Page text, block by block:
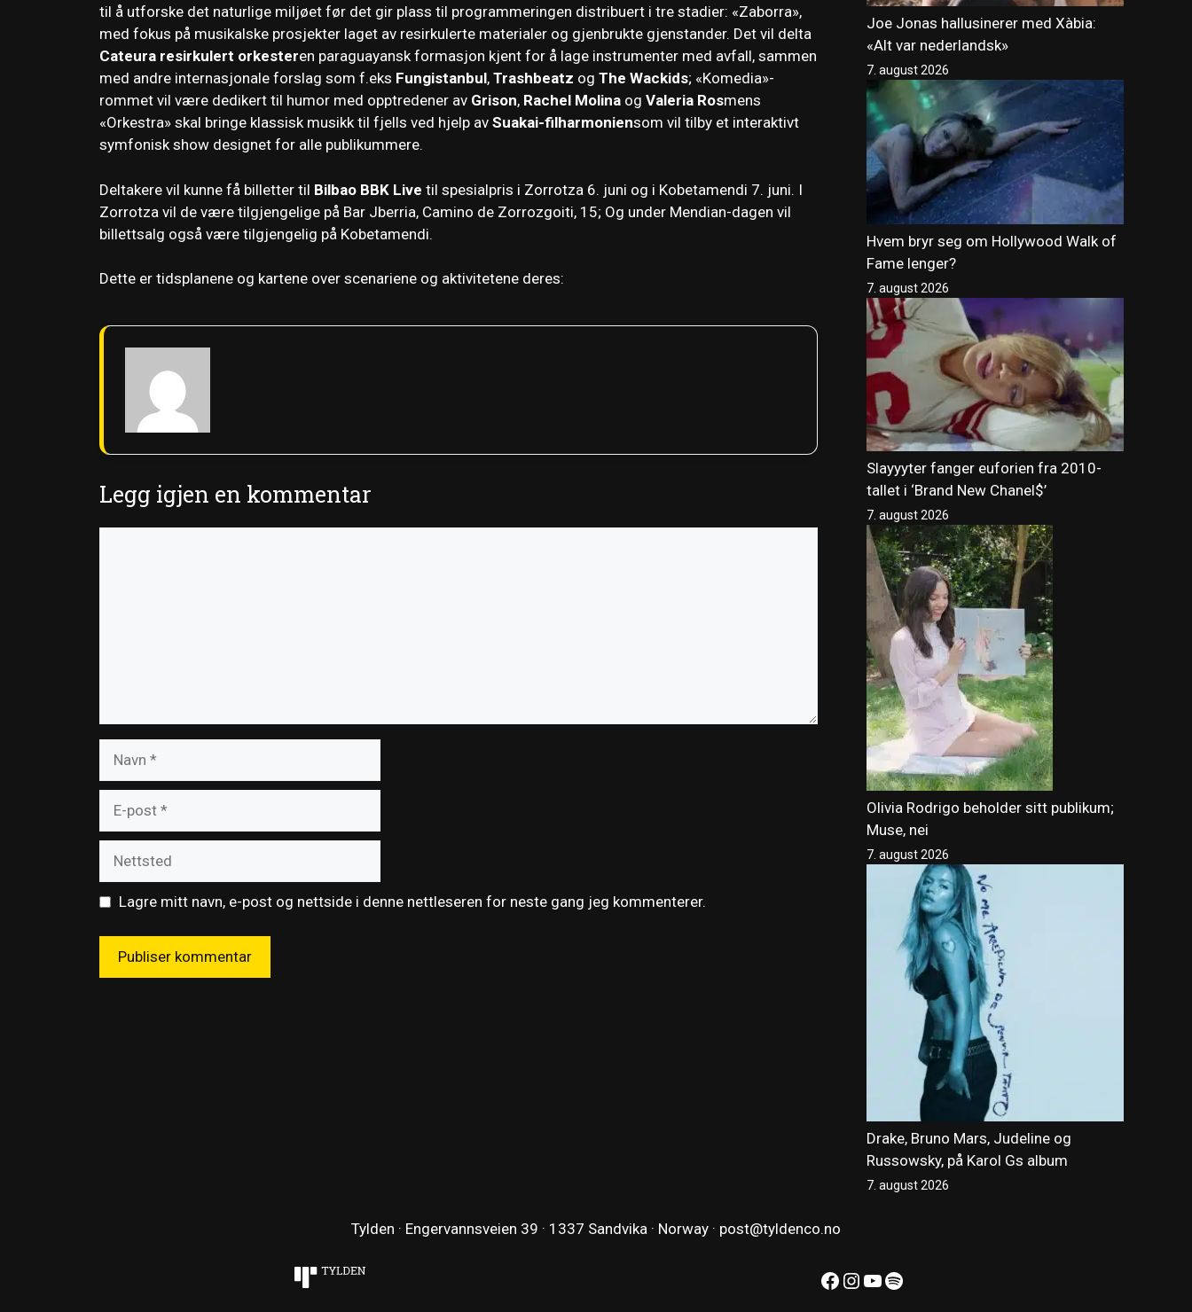
til å utforske det naturlige miljøet før det gir plass til programmeringen distribuert i tre stadier: «Zaborra»,
med fokus på musikalske prosjekter laget av resirkulerte materialer og gjenbrukte gjenstander. Det vil delta
Cateura resirkulert orkesteren paraguayansk formasjon kjent for å lage instrumenter med avfall, sammen
med andre internasjonale forslag som f.eks Fungistanbul, Trashbeatz og The Wackids; «Komedia»-
rommet vil være dedikert til humor med opptredener av Grison, Rachel Molina og Valeria Rosmens
«Orkestra» skal bringe klassisk musikk til fjells ved hjelp av Suakai-filharmoniensom vil tilby et interaktivt
symfonisk show designet for alle publikummere.
Deltakere vil kunne få billetter til Bilbao BBK Live til spesialpris i Zorrotza 6. juni og i Kobetamendi 7. juni. I
Zorrotza vil de være tilgjengelige på Bar Jberria, Camino de Zorrozgoiti, 15; Og under Mendian-dagen vil
billettsalg også være tilgjengelig på Kobetamendi.
Dette er tidsplanene og kartene over scenariene og aktivitetene deres:
Legg igjen en kommentar
post
Lagre mitt navn, e-post og nettside i denne nettleseren for neste gang jeg kommenterer.
Joe Jonas hallusinerer med Xàbia:
«Alt var nederlandsk»
7. august 2026
Hvem bryr seg om Hollywood Walk of
Fame lenger?
7. august 2026
Slayyyter fanger euforien fra 2010-
tallet i ‘Brand New Chanel$’
7. august 2026
Olivia Rodrigo beholder sitt publikum;
Muse, nei
7. august 2026
Drake, Bruno Mars, Judeline og
Russowsky, på Karol Gs album
7. august 2026
Tylden · Engervannsveien 39 · 1337 Sandvika · Norway · post@tyldenco.no
Facebook
Instagram
YouTube
Spotify